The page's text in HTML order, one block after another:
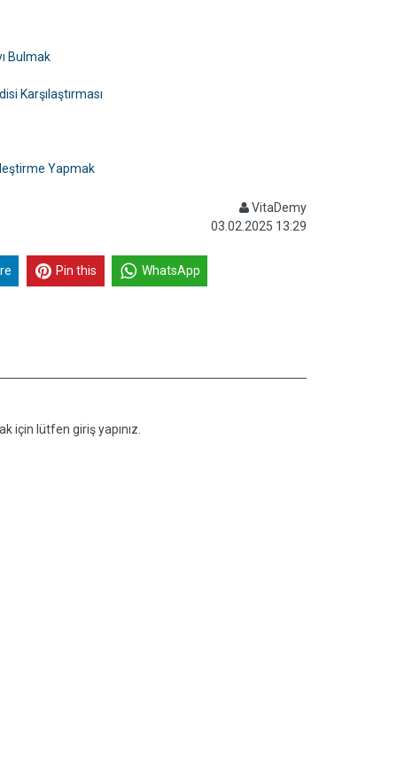
Bulmak
Karşılaştırması
Yapmak
VitaDemy
03.02.2025 13:29
Pin this WhatsApp
için lütfen giriş yapınız.